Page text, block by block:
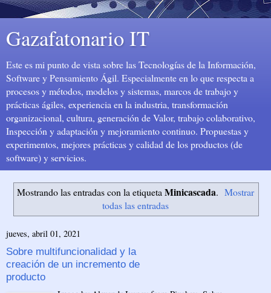
Gazafatonario IT
Este es mi punto de vista sobre las Tecnologías de la Información,
Software y Pensamiento Ágil. Especialmente en lo que respecta a
procesos y métodos, modelos y sistemas, marcos de trabajo y
prácticas ágiles, experiencia en la industria, transformación
organizacional, cultura, generación de Valor, trabajo colaborativo,
Inspección y adaptación y mejoramiento continuo. Propuestas y
experimentos, mejores prácticas y calidad de los productos (de
software) y servicios.
Mostrando las entradas con la etiqueta Minicascada. Mostrar
todas las entradas
jueves, abril 01, 2021
Sobre multifuncionalidad y la
creación de un incremento de
producto